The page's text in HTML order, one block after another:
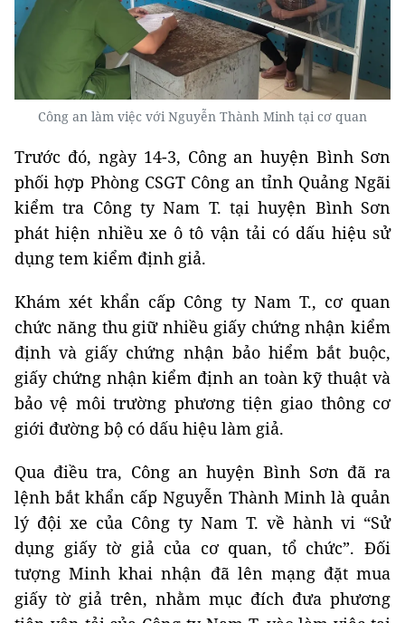
Công an làm việc với Nguyễn Thành Minh tại cơ quan
Trước đó, ngày 14-3, Công an huyện Bình Sơn
phối hợp Phòng CSGT Công an tỉnh Quảng Ngãi
kiểm tra Công ty Nam T. tại huyện Bình Sơn
phát hiện nhiều xe ô tô vận tải có dấu hiệu sử
dụng tem kiểm định giả.
Khám xét khẩn cấp Công ty Nam T., cơ quan
chức năng thu giữ nhiều giấy chứng nhận kiểm
định và giấy chứng nhận bảo hiểm bắt buộc,
giấy chứng nhận kiểm định an toàn kỹ thuật và
bảo vệ môi trường phương tiện giao thông cơ
giới đường bộ có dấu hiệu làm giả.
Qua điều tra, Công an huyện Bình Sơn đã ra
lệnh bắt khẩn cấp Nguyễn Thành Minh là quản
lý đội xe của Công ty Nam T. về hành vi “Sử
dụng giấy tờ giả của cơ quan, tổ chức”. Đối
tượng Minh khai nhận đã lên mạng đặt mua
giấy tờ giả trên, nhằm mục đích đưa phương